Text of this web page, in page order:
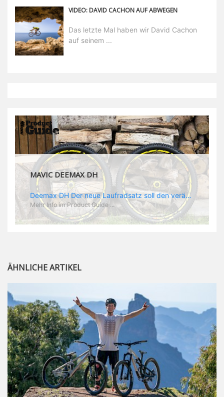
VIDEO: DAVID CACHON AUF ABWEGEN
Das letzte Mal haben wir David Cachon
auf seinem ...
MAVIC DEEMAX DH
Deemax DH Der neue Laufradsatz soll den veränderten Ansprüchen im Downhill Einsatz gerecht werden: die Geschwindigkeiten werden immer höher, die Kräfte, die aufs Material wirken ebenfalls. Damit steigen natürlich auch die Ansprüche der Fahrer ans Material. Das einzige, was eventuell niedriger wird, ist der Reifendruck. Somit ergibt sich der Anforderungskatalog an das Deemax-Update. Hier ist das Ergebnis: - der Laufradsatz bekam eine neue Felge mit 28 mm Innenbreite. Laut Scott Sharples ist das der beste Kompromiss aus Stabilität, Gewicht und Steifigkeit, vor allem aber passt diese Breite am besten zu den Reifen, die aktuell auf dem Markt sind und im Renneinsatz gefahren werden. Es gehe auch breite und schmaler, 28 mm hätten sich aber im Test als Optimum herausgestellt. - mit einem 4D-Fertigungsprozess wurde die Materialverteilung optimiert: Stabilität dort, wo sie erforderlich ist, Gewichtsersparnis da, wo es Sinn macht. Somit gibt Mavic eine GGewichtsersparnis von 15 % an, ohne an Stabilität einzubüßen - neue, ultraleichte „double butted“ Speichen und ein super effizienter Freilauf - Mavics bewährtes UST System für perfekte Kompatibilität mit Tubeless Reifen - Gewicht (Laufradset): 1944 g)
Mehr Info im Product Guide ...
ÄHNLICHE ARTIKEL